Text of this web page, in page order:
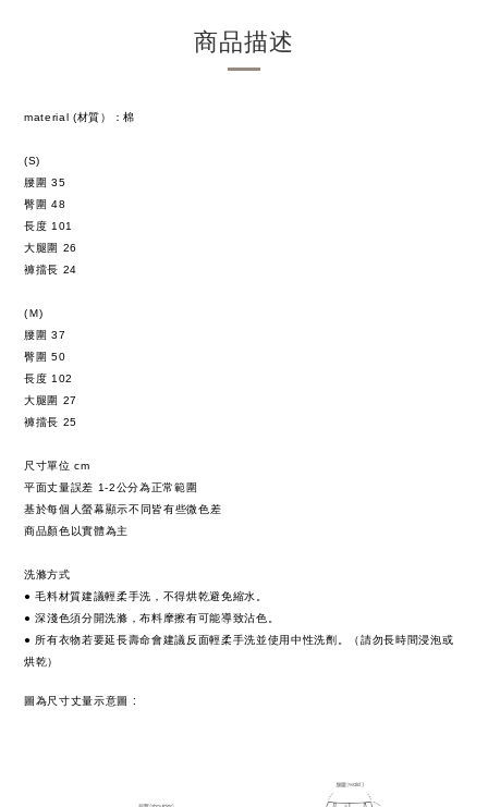
商品描述
material (材質）：棉
(S)
腰圍 35
臀圍 48
長度 101
大腿圍
26
褲擋長 24
(Ｍ)
腰圍 37
臀圍 50
長度 102
大腿圍
27
褲擋長 25
尺寸單位 cm
平面丈量誤差 1-2公分為正常範圍
基於每個人螢幕顯示不同皆有些微色差
商品顏色以實體為主
洗滌方式
● 毛料材質建議輕柔手洗，不得烘乾避免縮水。
● 深淺色須分開洗滌，布料摩擦有可能導致沾色。
● 所有衣物若要延長壽命會建議反面輕柔手洗並使用中性洗劑。（請勿長時間浸泡或
烘乾）
圖為尺寸丈量示意圖 :